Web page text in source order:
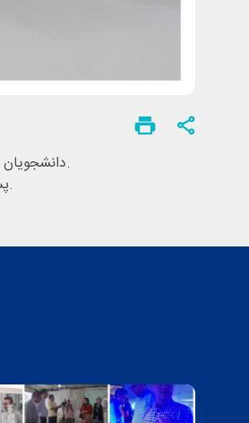
دانشجویان دانشگاه تهران از مجموعه فعالیتهای واحدهای فناوری پارک زیست فناوری خلیج فارس قشم در حوزه های بیوتکنولوژی، زیست فناوری دریا و شیلات بازدید کردند.
پس از بازدید دکتر محمد شریف رنجبر رئیس پارک زیست فناوری خلیج فارس قشم توضیحاتی پیرامون فعالیتهای پارک و واحدهای فناور مستقر در پارک ارائه نمود.